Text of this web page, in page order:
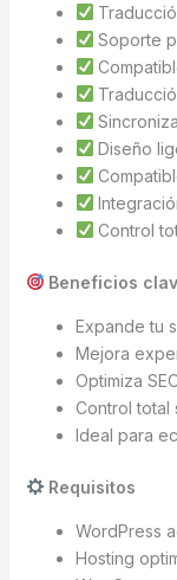
Soporte
Diseño
Control
Beneficios
Expande tu
Mejora
Optimiza
Control total
Ideal para
Requisitos
WordPress
Hosting